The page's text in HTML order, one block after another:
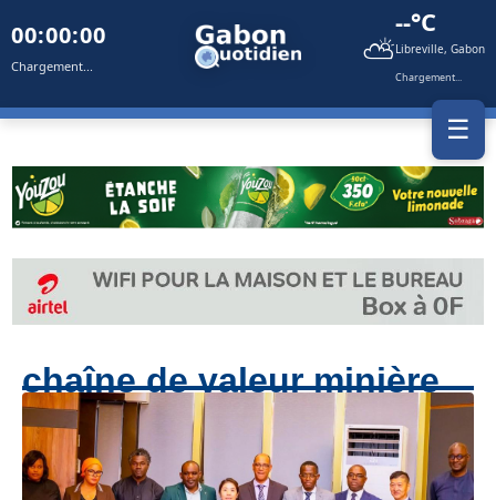
00:00:00
Chargement... ⛅
--°C
Libreville, Gabon
Chargement...
☰
chaîne de valeur minière